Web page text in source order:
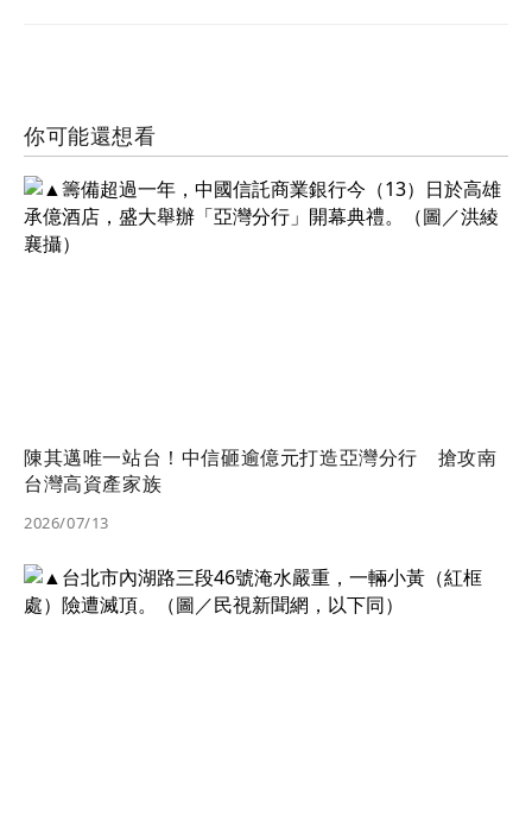
你可能還想看
陳其邁唯一站台！中信砸逾億元打造亞灣分行 搶攻南
台灣高資產家族
2026/07/13